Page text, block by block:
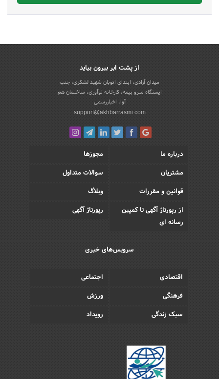
از پشت ابر بیرون بیاید
میدان آزادی، ابتدای اتوبان شهید لشکری، جنب
ایستگاه مترو بیمه، کارخانه نوآوری، ساختمان هم
آوا، اخباررسمی
support@akhbarrasmi.com
درباره ما
مجوزها
مشتریان
سوالات متداول
قوانین و مقررات
وبلاگ
از رپورتاژ آگهی تا کمپین
رسانه ای
رپورتاژ آگهی
سرویس‌های خبری
اقتصادی
اجتماعی
فرهنگی
ورزش
سبک زندگی
رویداد